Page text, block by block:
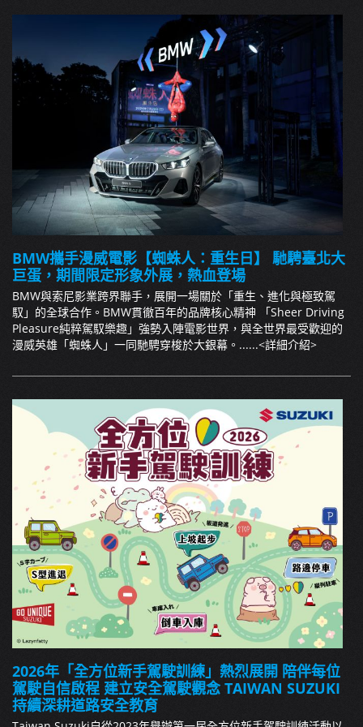
BMW攜手漫威電影【蜘蛛人：重生日】 馳騁臺北大
巨蛋，期間限定形象外展，熱血登場
BMW與索尼影業跨界聯手，展開一場關於「重生、進化與極致駕
馭」的全球合作。BMW貫徹百年的品牌核心精神 「Sheer Driving
Pleasure純粹駕馭樂趣」強勢入陣電影世界，與全世界最受歡迎的
漫威英雄「蜘蛛人」一同馳騁穿梭於大銀幕。......<詳細介紹>
2026年「全方位新手駕駛訓練」熱烈展開 陪伴每位
駕駛自信啟程 建立安全駕駛觀念 TAIWAN SUZUKI
持續深耕道路安全教育